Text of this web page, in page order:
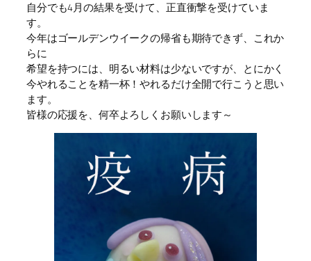
自分でも4月の結果を受けて、正直衝撃を受けていま
す。
今年はゴールデンウイークの帰省も期待できず、これか
らに
希望を持つには、明るい材料は少ないですが、とにかく
今やれることを精一杯！やれるだけ全開で行こうと思い
ます。
皆様の応援を、何卒よろしくお願いします～